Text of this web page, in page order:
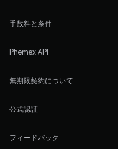
手数料と条件
Phemex API
無期限契約について
公式認証
フィードバック